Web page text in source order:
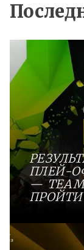
ПЛЕЙ-
—